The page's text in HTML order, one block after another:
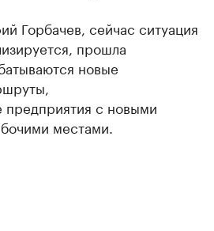
Горбачев, сейчас ситуация
прошла
новые
предприятия с новыми
местами.